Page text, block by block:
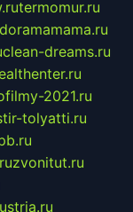
termomur.ru
doramamama.ru
clean-dreams.ru
2021.ru
tolyatti.ru
zvonitut.ru